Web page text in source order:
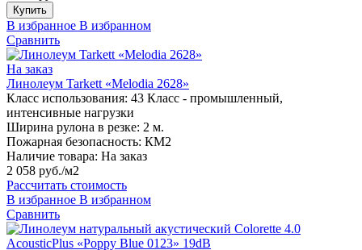
Купить
В избранное В избранном
Сравнить
На заказ
Линолеум Tarkett «Melodia 2628»
Класс использования: 43 Класс - промышленный,
интенсивные нагрузки
Ширина рулона в резке: 2 м.
Пожарная безопасность: КМ2
Наличие товара: На заказ
2 058 руб./м2
Рассчитать стоимость
В избранное В избранном
Сравнить